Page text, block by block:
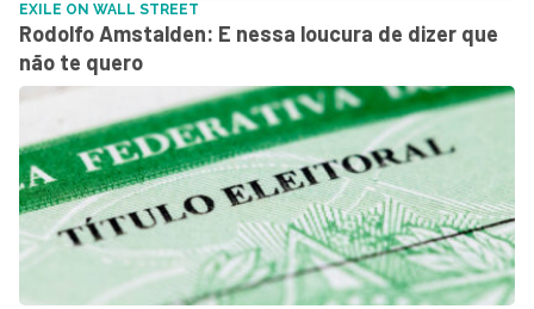
EXILE ON WALL STREET
Rodolfo Amstalden: E nessa loucura de dizer que
não te quero